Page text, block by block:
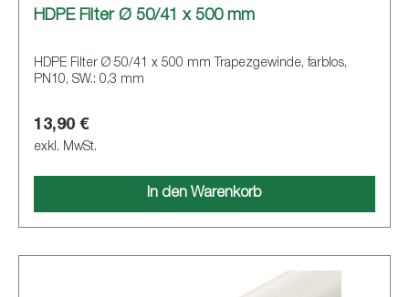
HDPE Filter Ø 50/41 x 500 mm
HDPE Filter Ø 50/41 x 500 mm Trapezgewinde, farblos,
PN10, SW.: 0,3 mm
13,90 €
exkl. MwSt.
In den Warenkorb